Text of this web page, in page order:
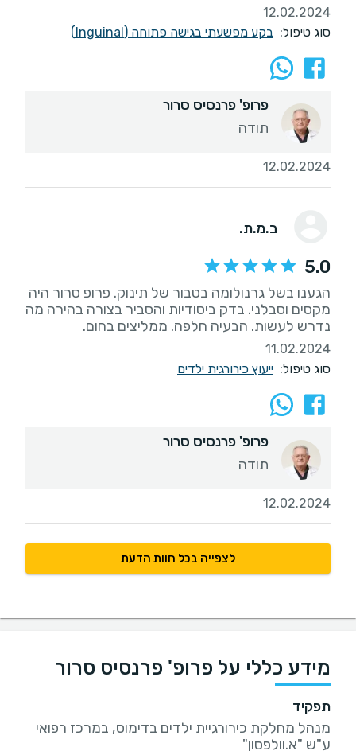
12.02.2024
סוג טיפול: בקע מפשעתי בגישה פתוחה (Inguinal)
פרופ' פרנסיס סרור
תודה
12.02.2024
ב.מ.ת.
5.0
הגענו בשל גרנולומה בטבור של תינוק. פרופ סרור היה
מקסים וסבלני. בדק ביסודיות והסביר בצורה בהירה מה
נדרש לעשות. הבעיה חלפה. ממליצים בחום.
11.02.2024
סוג טיפול: ייעוץ כירורגית ילדים
פרופ' פרנסיס סרור
תודה
12.02.2024
לצפייה בכל חוות הדעת
מידע כללי על פרופ' פרנסיס סרור
תפקיד
מנהל מחלקת כירורגיית ילדים בדימוס, במרכז רפואי
ע"ש "א.וולפסון"